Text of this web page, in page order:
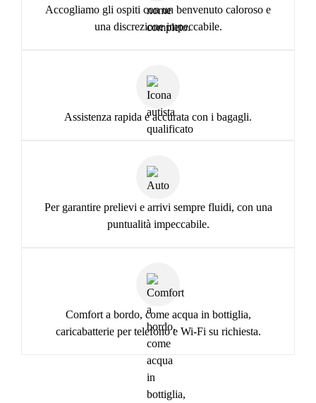
Accogliamo gli ospiti con un benvenuto caloroso e
una discrezione impeccabile.
Assistenza rapida e accurata con i bagagli.
Per garantire prelievi e arrivi sempre fluidi, con una
puntualità impeccabile.
Comfort a bordo, come acqua in bottiglia,
caricabatterie per telefono e Wi‑Fi su richiesta.